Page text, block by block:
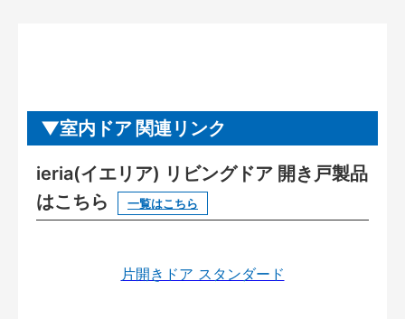
室内ドア 関連リンク
ieria(イエリア) リビングドア 開き戸製品
はこちら
一覧はこちら
片開きドア スタンダード